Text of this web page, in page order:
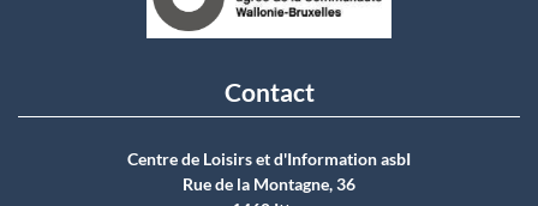
Contact
Centre de Loisirs et d'Information asbI
Rue de la Montagne, 36